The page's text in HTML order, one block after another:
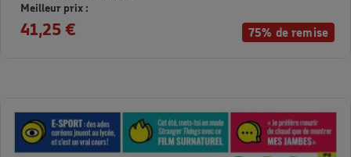
75% de remise
Meilleur prix :
41,25 €